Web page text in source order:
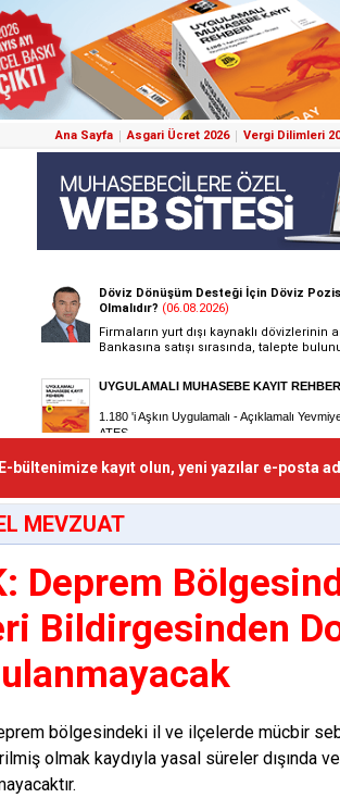
Ana Sayfa Asgari Ücret 2026 Vergi Dilimleri
bültenimize kayıt olun, yeni yazılar e-posta
MEVZUAT
Deprem
Bildirgesinden
bölgesindeki il ve ilçelerde mücbir
olmak kaydıyla yasal süreler dışında